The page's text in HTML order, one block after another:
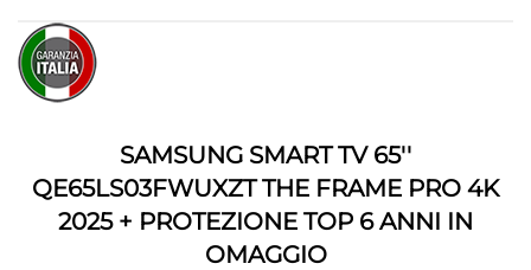
Vai
alla
fine
della
Vai
all'inizio
della
galleria
SAMSUNG SMART TV 65''
QE65LS03FWUXZT THE FRAME PRO 4K
2025 + PROTEZIONE TOP 6 ANNI IN
OMAGGIO